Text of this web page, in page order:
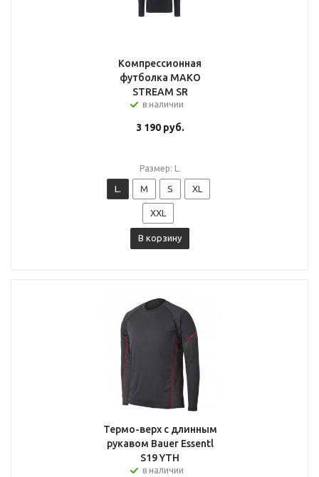
Компрессионная
футболка MAKO
STREAM SR
в наличии
3 190руб.
Размер: L.
L. M S XL
XXL
В корзину
Термо-верх с длинным
рукавом Bauer Essentl
S19 YTH
в наличии